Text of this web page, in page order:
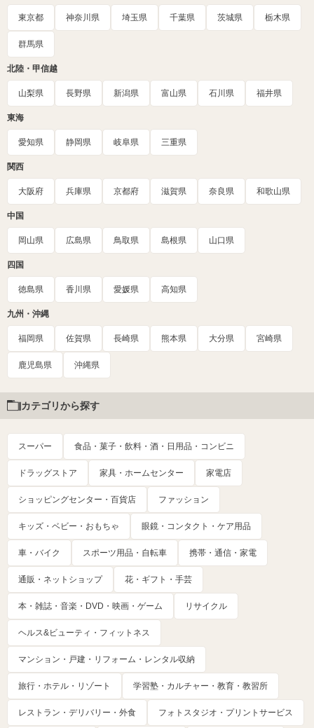
東京都 神奈川県 埼玉県 千葉県 茨城県 栃木県
群馬県
北陸・甲信越
山梨県 長野県 新潟県 富山県 石川県 福井県
東海
愛知県 静岡県 岐阜県 三重県
関西
大阪府 兵庫県 京都府 滋賀県 奈良県 和歌山県
中国
岡山県 広島県 鳥取県 島根県 山口県
四国
徳島県 香川県 愛媛県 高知県
九州・沖縄
福岡県 佐賀県 長崎県 熊本県 大分県 宮崎県
鹿児島県 沖縄県
カテゴリから探す
スーパー 食品・菓子・飲料・酒・日用品・コンビニ
ドラッグストア 家具・ホームセンター 家電店
ショッピングセンター・百貨店 ファッション
キッズ・ベビー・おもちゃ 眼鏡・コンタクト・ケア用品
車・バイク スポーツ用品・自転車 携帯・通信・家電
通販・ネットショップ 花・ギフト・手芸
本・雑誌・音楽・DVD・映画・ゲーム リサイクル
ヘルス&ビューティ・フィットネス
マンション・戸建・リフォーム・レンタル収納
旅行・ホテル・リゾート 学習塾・カルチャー・教育・教習所
レストラン・デリバリー・外食 フォトスタジオ・プリントサービス